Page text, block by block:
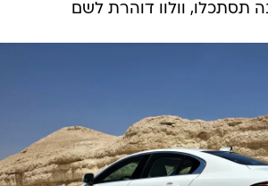
תסתכלו, וולוו דוהרת לשם